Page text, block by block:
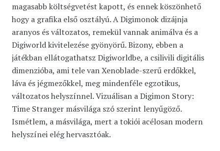
magasabb költségvetést kapott, és ennek köszönhető
hogy a grafika első osztályú. A Digimonok dizájnja
aranyos és változatos, remekül vannak animálva és a
Digiworld kivitelezése gyönyörű. Bizony, ebben a
játékban ellátogathatsz Digiworldbe, a csilivili digitális
dimenzióba, ami tele van Xenoblade-szerű erdőkkel,
láva és jégmezőkkel, meg mindenféle egzotikus,
változatos helyszínnel. Vizuálisan a Digimon Story:
Time Stranger másvilága szó szerint lenyűgöző.
Ismétlem, a másvilága, mert a tokiói acélosan modern
helyszínei elég hervasztóak.